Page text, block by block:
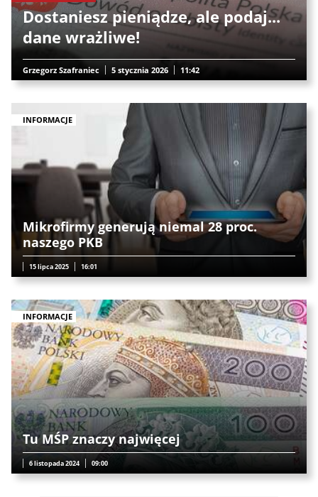
Dostaniesz pieniądze, ale podaj...
dane wrażliwe!
Grzegorz Szafraniec 5 stycznia 2026 11:42
INFORMACJE
Mikrofirmy generują niemal 28 proc.
naszego PKB
15 lipca 2025 16:01
INFORMACJE
Tu MŚP znaczy najwięcej
6 listopada 2024 09:00